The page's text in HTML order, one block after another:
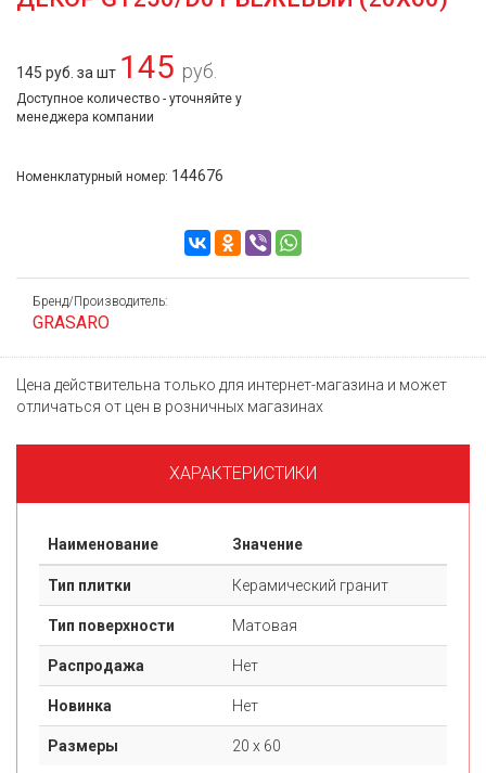
145 руб. за шт 145 руб.
Доступное количество - уточняйте у
менеджера компании
Номенклатурный номер: 144676
Бренд/Производитель:
GRASARO
Цена действительна только для интернет-магазина и может
отличаться от цен в розничных магазинах
ХАРАКТЕРИСТИКИ
Наименование Значение
Тип плитки Керамический гранит
Тип поверхности Матовая
Распродажа Нет
Новинка Нет
Размеры 20 х 60